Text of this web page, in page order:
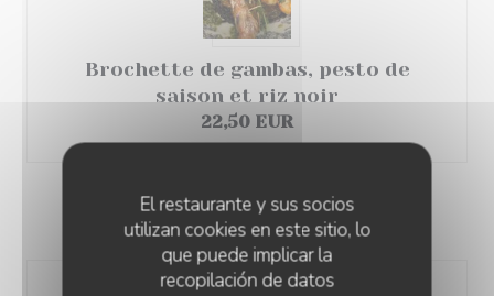
El restaurante y sus socios
utilizan cookies en este sitio, lo
que puede implicar la
recopilación de datos
Brochette de gambas, pesto de
saison et riz noir
22,50 EUR
LES DESSERTS